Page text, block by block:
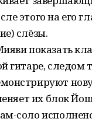
этого на его
слёзы.
показать
гитаре, следом
их блок
соло